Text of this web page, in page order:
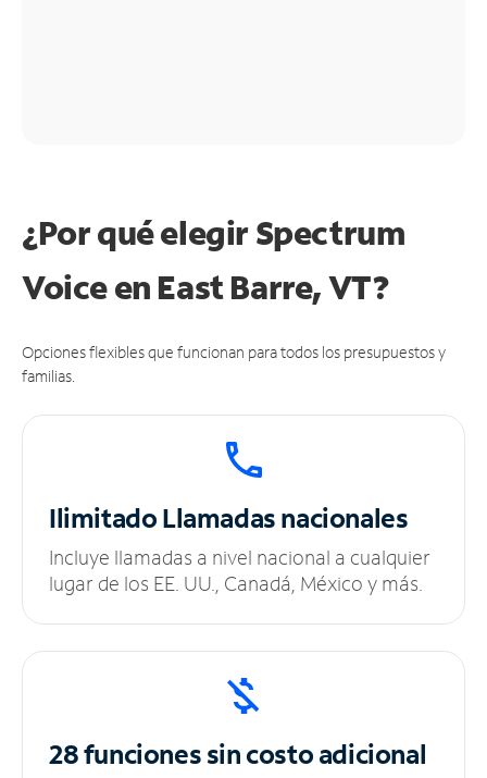
¿Por qué elegir Spectrum
Voice en East Barre, VT?
Opciones flexibles que funcionan para todos los presupuestos y
familias.
IlimitadoLlamadas nacionales
Incluye llamadas a nivel nacional a cualquier
lugar de los EE. UU., Canadá, México y más.
28 funciones sincosto adicional